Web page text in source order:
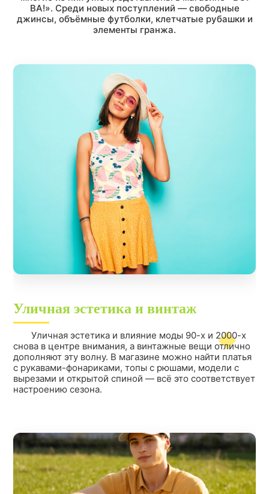
ВА!». Среди новых поступлений — свободные
джинсы, объёмные футболки, клетчатые рубашки и
элементы гранжа.
Уличная эстетика и винтаж
Уличная эстетика и влияние моды 90-х и 2000-х
снова в центре внимания, а винтажные вещи отлично
дополняют эту волну. В магазине можно найти платья
с рукавами-фонариками, топы с рюшами, модели с
вырезами и открытой спиной — всё это соответствует
настроению сезона.